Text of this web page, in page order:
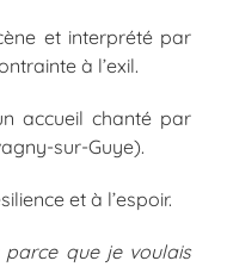
et interprété par
à l’exil.
accueil chanté par
sur-Guye).
et à l’espoir.
que je voulais